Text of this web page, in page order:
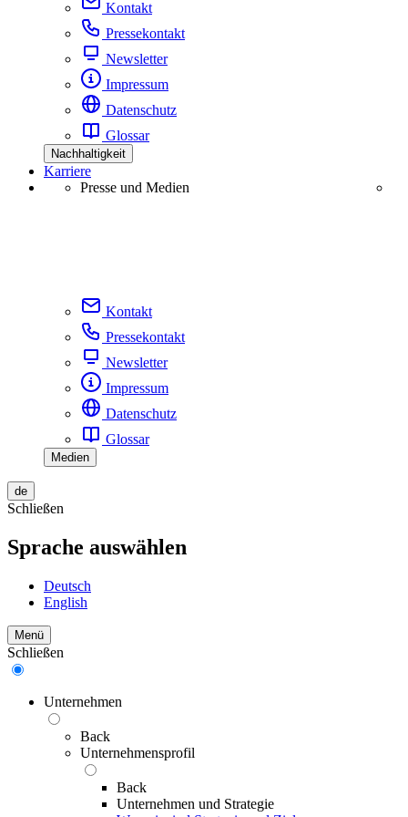
Kontakt
Pressekontakt
Newsletter
Impressum
Datenschutz
Glossar
Nachhaltigkeit
Karriere
Presse und Medien
Kontakt
Pressekontakt
Newsletter
Impressum
Datenschutz
Glossar
Medien
de
Schließen
Sprache auswählen
Deutsch
English
Menü
Schließen
Unternehmen
Back
Unternehmensprofil
Back
Unternehmen und Strategie